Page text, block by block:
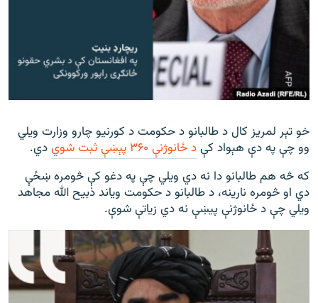
خو تېر لمریز کال د طالبانو د حکومت د کورنیو چارو وزارت ویلي
وو چې په دې هېواد کېد ځانوژنې ۳۶۰ پېښې ثبت شوي
دي.
که څه هم طالبانو دا نه دي ویلي چې په دغو کې څومره ښځې
دي او څومره نارینه، د طالبانو د حکومت ویاند ذبیح الله مجاهد
ویلي چې د ځانوژنې پيښې نه دي زیاتې شوې.